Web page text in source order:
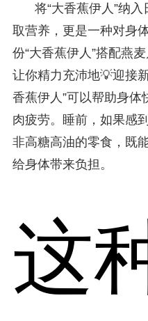
将“大香蕉伊人”纳
取营养，更是一种对身
份“大香蕉伊人”搭配燕
让你精力充沛地💡迎接
香蕉伊人”可以帮助身
肉疲劳。睡前，如果感
非高糖高油的零食，既
给身体带来负担。
这